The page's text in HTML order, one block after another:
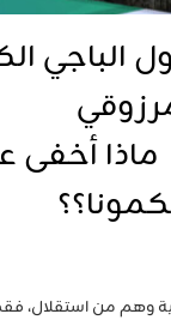
الباجي
ماذا أخفى